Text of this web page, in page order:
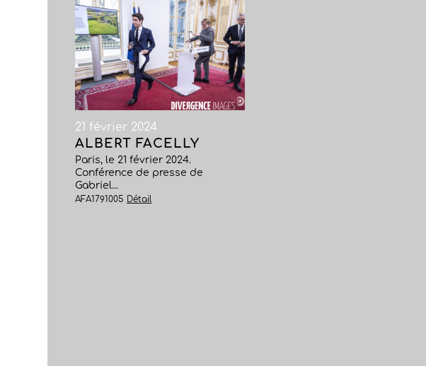
21 février 2024
ALBERT FACELLY
Paris, le 21 février 2024.
Conférence de presse de
Gabriel...
AFA1791005 Détail